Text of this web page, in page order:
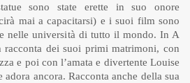
sono state erette in suo onore
mai a capacitarsi) e i suoi film sono
nelle università di tutto il mondo. In A
dei suoi primi matrimoni, con
e poi con l’amata e divertente Louise
adora ancora. Racconta anche della sua